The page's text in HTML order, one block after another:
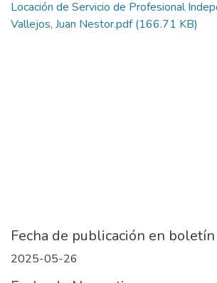
Locación de Servicio de Profesional
Vallejos, Juan Nestor.pdf(166.71 KB)
Fecha de publicación en boletín
2025-05-26